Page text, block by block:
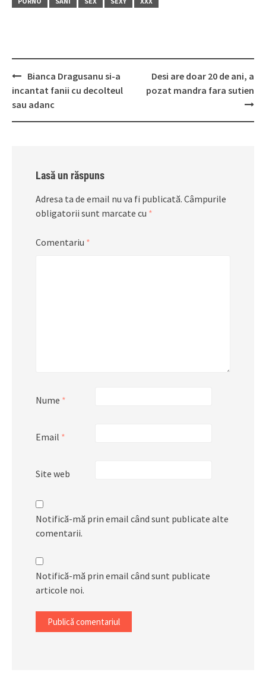
Post
navigation
Bianca Dragusanu si-a
incantat fanii cu decolteul
sau adanc
Desi are doar 20 de ani, a
pozat mandra fara sutien
Lasă un răspuns
Adresa ta de email nu va fi publicată. Câmpurile
obligatorii sunt marcate cu *
Comentariu *
Nume *
Email *
Site web
Notifică-mă prin email când sunt publicate alte
comentarii.
Notifică-mă prin email când sunt publicate
articole noi.